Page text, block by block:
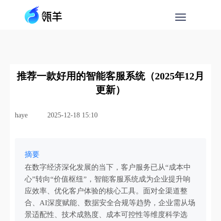
推荐一款好用的智能客服系统（2025年12月
更新）
haye 2025-12-18 15:10
摘要
在数字经济深化发展的当下，客户服务已从“成本中
心”转向“价值枢纽”，智能客服系统成为企业提升响
应效率、优化客户体验的核心工具。面对全渠道整
合、AI深度赋能、数据安全合规等趋势，企业需从场
景适配性、技术成熟度、成本可控性等维度科学选